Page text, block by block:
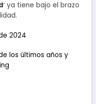
‘ ya tiene bajo el brazo
2024
los últimos años y